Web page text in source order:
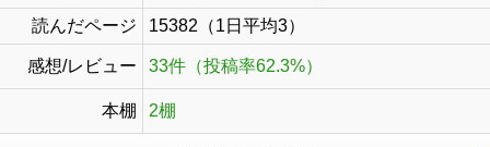
読んだページ
15382（1日平均3）
感想/レビュー 33件（投稿率62.3%）
本棚 2棚